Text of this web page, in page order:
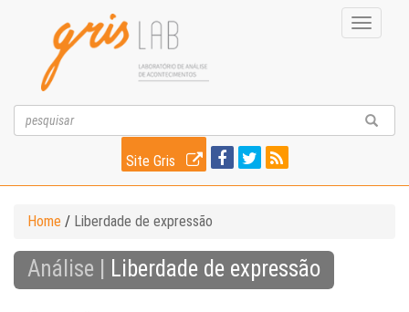
Toggle
Site Gris
Home / Liberdade de expressão
Análise | Liberdade de expressão